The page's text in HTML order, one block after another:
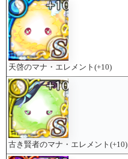
天啓のマナ・エレメント(+10)
古き賢者のマナ・エレメント(+10)